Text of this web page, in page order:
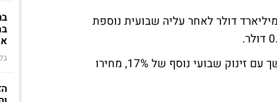
שווי השוק של מטבע הממ מגיע כבר ל-65 מיליארד דולר לאחר עליה שבועית נוספת
הקאמבק של הקרדאנו לרשימת הגדולים נמשך עם זינוק שבועי נוסף של 17%, מחירו